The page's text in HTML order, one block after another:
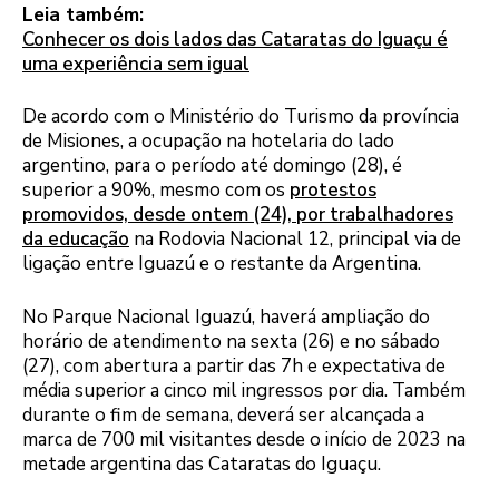
Leia também:
Conhecer os dois lados das Cataratas do Iguaçu é
uma experiência sem igual
De acordo com o Ministério do Turismo da província
de Misiones, a ocupação na hotelaria do lado
argentino, para o período até domingo (28), é
superior a 90%, mesmo com os protestos
promovidos, desde ontem (24), por trabalhadores
da educação na Rodovia Nacional 12, principal via de
ligação entre Iguazú e o restante da Argentina.
No Parque Nacional Iguazú, haverá ampliação do
horário de atendimento na sexta (26) e no sábado
(27), com abertura a partir das 7h e expectativa de
média superior a cinco mil ingressos por dia. Também
durante o fim de semana, deverá ser alcançada a
marca de 700 mil visitantes desde o início de 2023 na
metade argentina das Cataratas do Iguaçu.